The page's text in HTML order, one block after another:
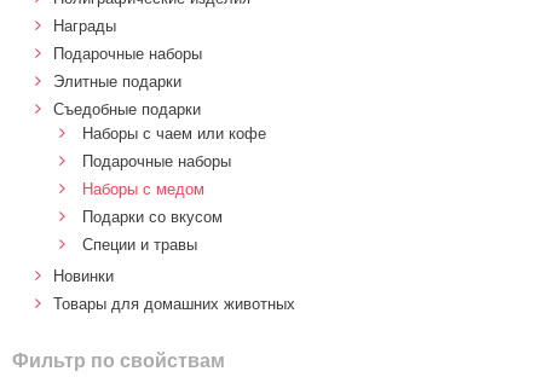
Награды
Подарочные наборы
Элитные подарки
Cъедобные подарки
Наборы с чаем или кофе
Подарочные наборы
Наборы с медом
Подарки со вкусом
Специи и травы
Новинки
Товары для домашних животных
Фильтр по свойствам